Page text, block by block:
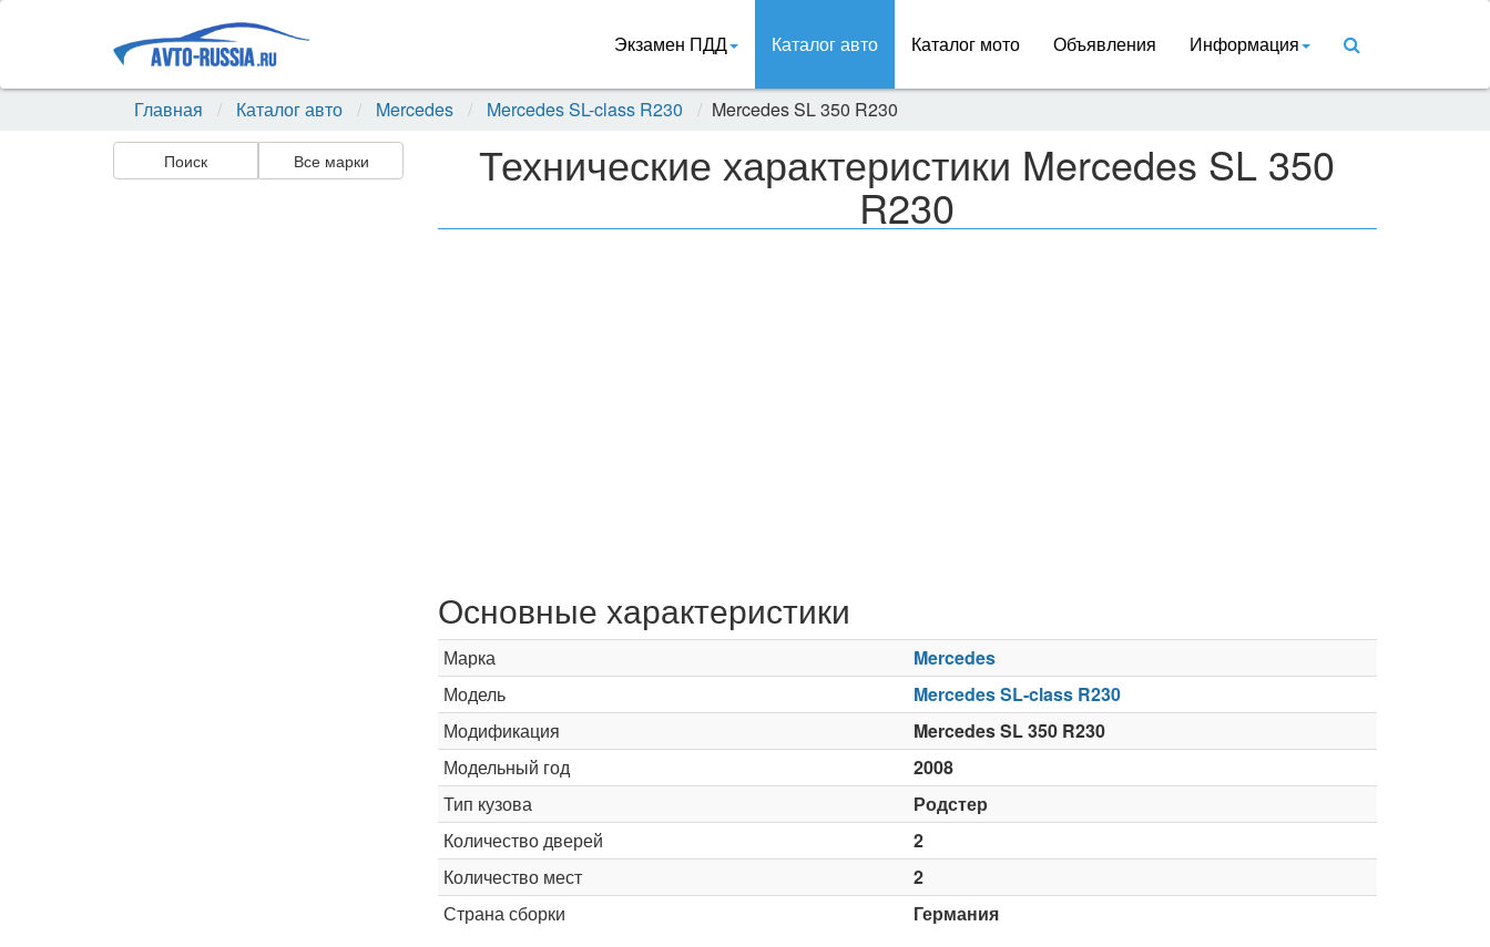
Экзамен ПДД Каталог авто Каталог мото Объявления Информация
Главная Каталог авто Mercedes Mercedes SL-class R230 Mercedes SL 350 R230
Поиск Все марки Технические характеристики Mercedes SL 350
R230
Основные характеристики
Марка
Mercedes
Модель
Mercedes SL-class R230
Модификация
Mercedes SL 350 R230
Модельный год
2008
Тип кузова
Родстер
Количество дверей
2
Количество мест
2
Страна сборки
Германия